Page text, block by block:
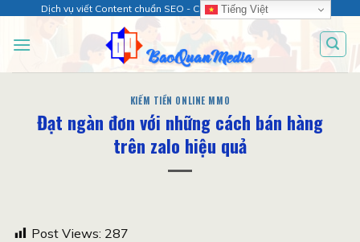
Chuyển
nội
dung
Dịch vụ viết Content chuẩn SEO - Chăm sóc web chuyên sâu!
KIẾM TIỀN ONLINE MMO
Đạt ngàn đơn với những cách bán hàng
trên zalo hiệu quả
Post Views: 287
Tiếng Việt